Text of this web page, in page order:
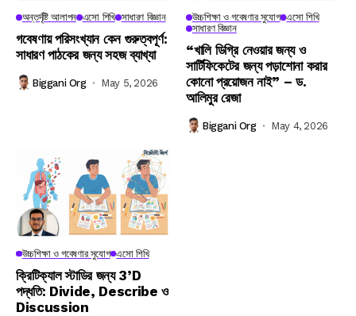
অন্তর্দৃষ্টি আলাপন এসো শিখি সাধারণ বিজ্ঞান
গবেষণায় পরিসংখ্যান কেন গুরুত্বপূর্ণ:
সাধারণ পাঠকের জন্য সহজ ব্যাখ্যা
Biggani Org May 5, 2026
উচ্চশিক্ষা ও গবেষণার সুযোগ এসো শিখি
সাধারণ বিজ্ঞান
“খালি ডিগ্রি নেওয়ার জন্য ও
সার্টিফিকেটের জন্য পড়াশোনা করার
কোনো প্রয়োজন নাই” – ড.
আলিমুর রেজা
Biggani Org May 4, 2026
উচ্চশিক্ষা ও গবেষণার সুযোগ এসো শিখি
ক্রিটিক্যাল স্টাডির জন্য 3’D
পদ্ধতি: Divide, Describe ও
Discussion